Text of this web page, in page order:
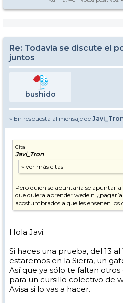
Re: Todavía se discute el
juntos
bushido
» En respuesta al mensaje de
Cita
Javi_Tron
Pero quien se apuntaría se
que quiera aprender wedeln
acostumbrados a que les enseñen los
Hola Javi.
Si haces una prueba, del 13
estaremos en la Sierra, un
Así que ya sólo te faltan
para un cursillo colectivo de
Avisa si lo vas a hacer.